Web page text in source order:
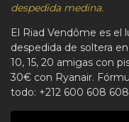
despedida medina.
El Riad Vendôme es el
despedida de soltera
10, 15, 20 amigas con
30€ con Ryanair.
todo: +212 600 608